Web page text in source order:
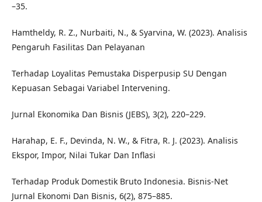
–35.
Hamtheldy, R. Z., Nurbaiti, N., & Syarvina, W. (2023). Analisis
Pengaruh Fasilitas Dan Pelayanan
Terhadap Loyalitas Pemustaka Disperpusip SU Dengan
Kepuasan Sebagai Variabel Intervening.
Jurnal Ekonomika Dan Bisnis (JEBS), 3(2), 220–229.
Harahap, E. F., Devinda, N. W., & Fitra, R. J. (2023). Analisis
Ekspor, Impor, Nilai Tukar Dan Inflasi
Terhadap Produk Domestik Bruto Indonesia. Bisnis-Net
Jurnal Ekonomi Dan Bisnis, 6(2), 875–885.